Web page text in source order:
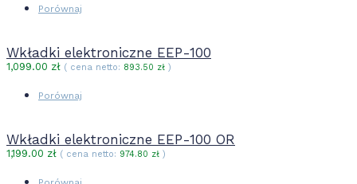
Porównaj
Wkładki elektroniczne EEP-100
1,099.00 zł ( cena netto: 893.50 zł )
Porównaj
Wkładki elektroniczne EEP-100 OR
1,199.00 zł ( cena netto: 974.80 zł )